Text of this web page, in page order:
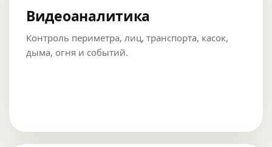
Видеоаналитика
Контроль периметра, лиц, транспорта, касок,
дыма, огня и событий.